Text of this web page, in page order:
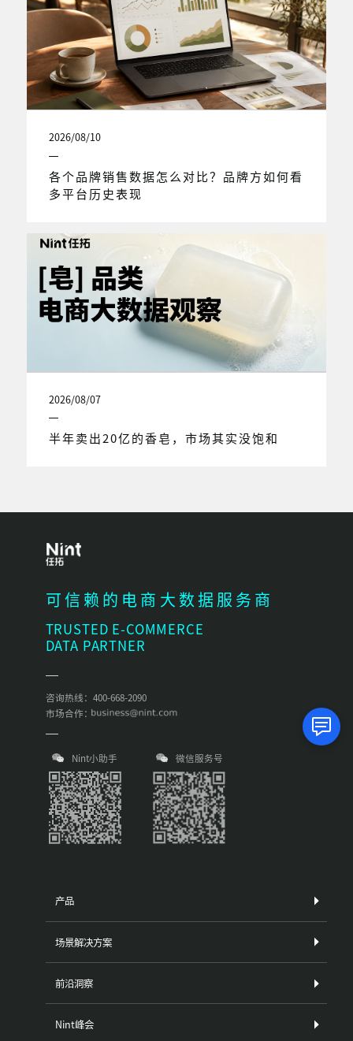
2026/08/10
各个品牌销售数据怎么对比？品牌方如何看
多平台历史表现
2026/08/07
半年卖出20亿的香皂，市场其实没饱和
可信赖的电商大数据服务商
TRUSTED E-COMMERCE
DATA PARTNER
咨询热线：400-668-2090
市场合作：
Nint小助手 微信服务号
产品
场景解决方案
前沿洞察
Nint峰会